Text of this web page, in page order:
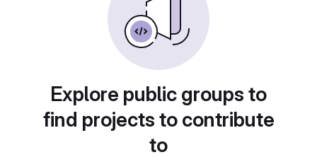
Explore public groups to
find projects to contribute
to